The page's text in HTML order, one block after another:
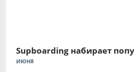
Supboarding набирает
ИЮНЯ